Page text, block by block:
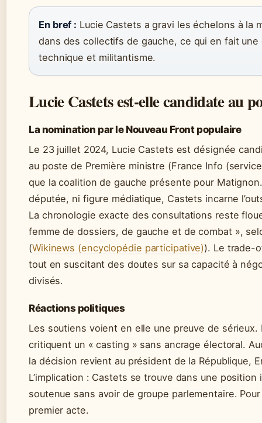
En bref : Lucie Castets a gravi les échelons à la
dans des collectifs de gauche, ce qui en fait
technique et militantisme.
Lucie Castets est-elle candidate au
La nomination par le Nouveau Front populaire
Le 23 juillet 2024, Lucie Castets est désignée
au poste de Première ministre (France Info
que la coalition de gauche présente pour
députée, ni figure médiatique, Castets incarne
La chronologie exacte des consultations reste
femme de dossiers, de gauche et de combat »,
(Wikinews (encyclopédie participative)). Le trade-
tout en suscitant des doutes sur sa capacité à
divisés.
Réactions politiques
Les soutiens voient en elle une preuve de
critiquent un « casting » sans ancrage électoral.
la décision revient au président de la République,
L’implication : Castets se trouve dans une
soutenue sans avoir de groupe parlementaire.
premier acte.